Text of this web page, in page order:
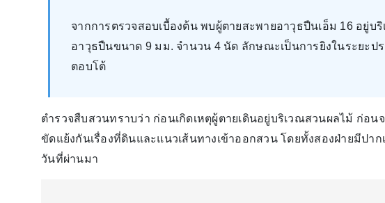
จากการตรวจสอบเบื้องต้น พบผู้ตายสะพายอาวุธปืนเอ็ม 16 อยู่
อาวุธปืนขนาด 9 มม. จำนวน 4 นัด ลักษณะเป็นการยิงในระยะป
ตอบโต้
ตำรวจสืบสวนทราบว่า ก่อนเกิดเหตุผู้ตายเดินอยู่บริเวณสวนผลไม้ ก่
ขัดแย้งกันเรื่องที่ดินและแนวเส้นทางเข้าออกสวน โดยทั้งสองฝ่ายมีปา
วันที่ผ่านมา